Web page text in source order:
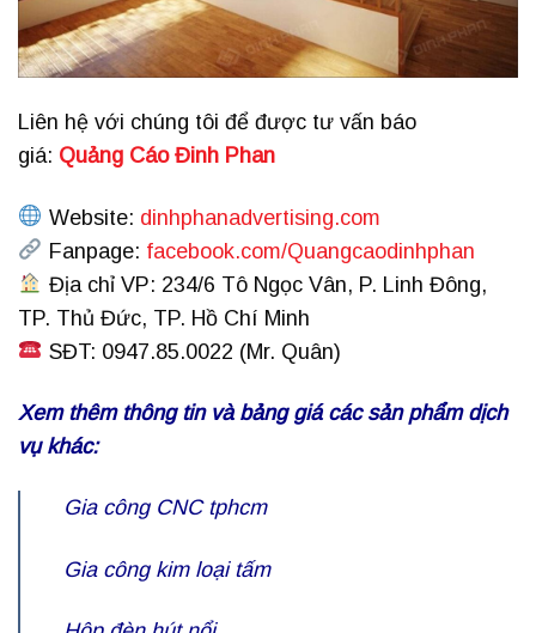
Liên hệ với chúng tôi để được tư vấn báo
giá: Quảng Cáo Đinh Phan
Website: dinhphanadvertising.com
Fanpage: facebook.com/Quangcaodinhphan
Địa chỉ VP: 234/6 Tô Ngọc Vân, P. Linh Đông,
TP. Thủ Đức, TP. Hồ Chí Minh
SĐT: 0947.85.0022 (Mr. Quân)
Xem thêm thông tin và bảng giá các sản phẩm dịch
vụ khác:
Gia công CNC tphcm
Gia công kim loại tấm